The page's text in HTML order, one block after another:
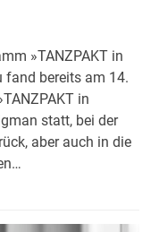
»TANZPAKT in
fand bereits am 14.
in
statt, bei der
aber auch in die